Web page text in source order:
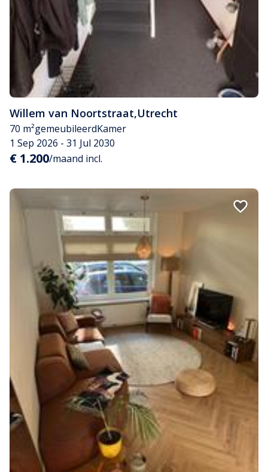
Willem van Noortstraat,Utrecht
70 m²gemeubileerdKamer
1 Sep 2026 - 31 Jul 2030
€ 1.200/maand incl.